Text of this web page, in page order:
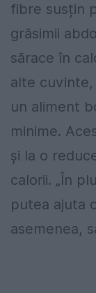
fibre susțin
grăsimii
sărace în
alte
un aliment
minime.
și la o
calorii. „În
putea ajuta
asemenea,